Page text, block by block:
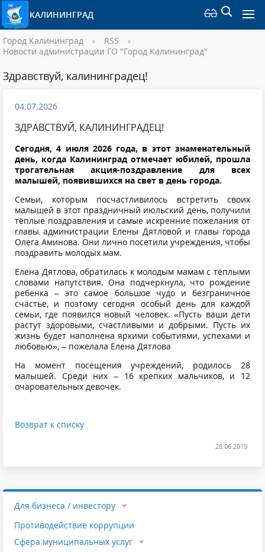
КАЛИНИНГРАД
Город Калининград › RSS
›
Новости администрации ГО "Город Калининград"
Здравствуй, калининградец!
04.07.2026
ЗДРАВСТВУЙ, КАЛИНИНГРАДЕЦ!
Сегодня, 4 июля 2026 года, в этот знаменательный
день, когда Калининград отмечает юбилей, прошла
трогательная акция-поздравление для всех
малышей, появившихся на свет в день города.
Семьи, которым посчастливилось встретить своих
малышей в этот праздничный июльский день, получили
тёплые поздравления и самые искренние пожелания от
главы администрации Елены Дятловой и главы города
Олега Аминова. Они лично посетили учреждения, чтобы
поздравить молодых мам.
Елена Дятлова, обратилась к молодым мамам с тёплыми
словами напутствия. Она подчеркнула, что рождение
ребенка – это самое большое чудо и безграничное
счастье, и поэтому сегодня особый день для каждой
семьи, где появился новый человек. «Пусть ваши дети
растут здоровыми, счастливыми и добрыми. Пусть их
жизнь будет наполнена яркими событиями, успехами и
любовью», – пожелала Елена Дятлова
На момент посещения учреждений, родилось 28
малышей. Среди них – 16 крепких мальчиков, и 12
очаровательных девочек.
Возврат к списку
28.06.2019
Для бизнеса / инвестору
Противодействие коррупции
Cфера муниципальных услуг